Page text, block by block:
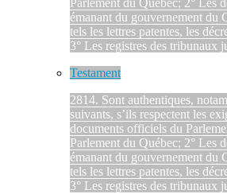
Parlement du Québec; 2° Les
émanant du gouvernement du
tels les lettres patentes, les
3° Les registres des
Testament
2814. Sont authentiques,
suivants, s’ils respectent les
documents officiels du
Parlement du Québec; 2° Les
émanant du gouvernement du
tels les lettres patentes, les
3° Les registres des